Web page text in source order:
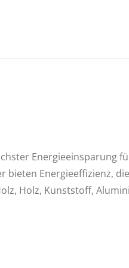
Energieeinsparung
Energieeffizienz,
Holz, Kunststoff,